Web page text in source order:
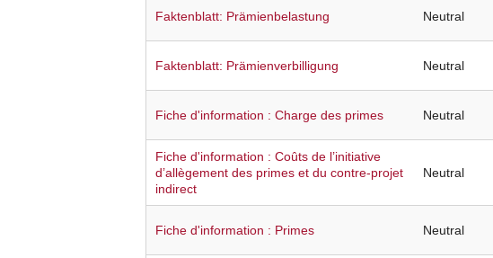
Faktenblatt: Prämienbelastung Neutral
Faktenblatt: Prämienverbilligung Neutral
Fiche d'information : Charge des primes Neutral
Fiche d'information : Coûts de l’initiative
d’allègement des primes et du contre-projet
indirect
Neutral
Fiche d'information : Primes Neutral